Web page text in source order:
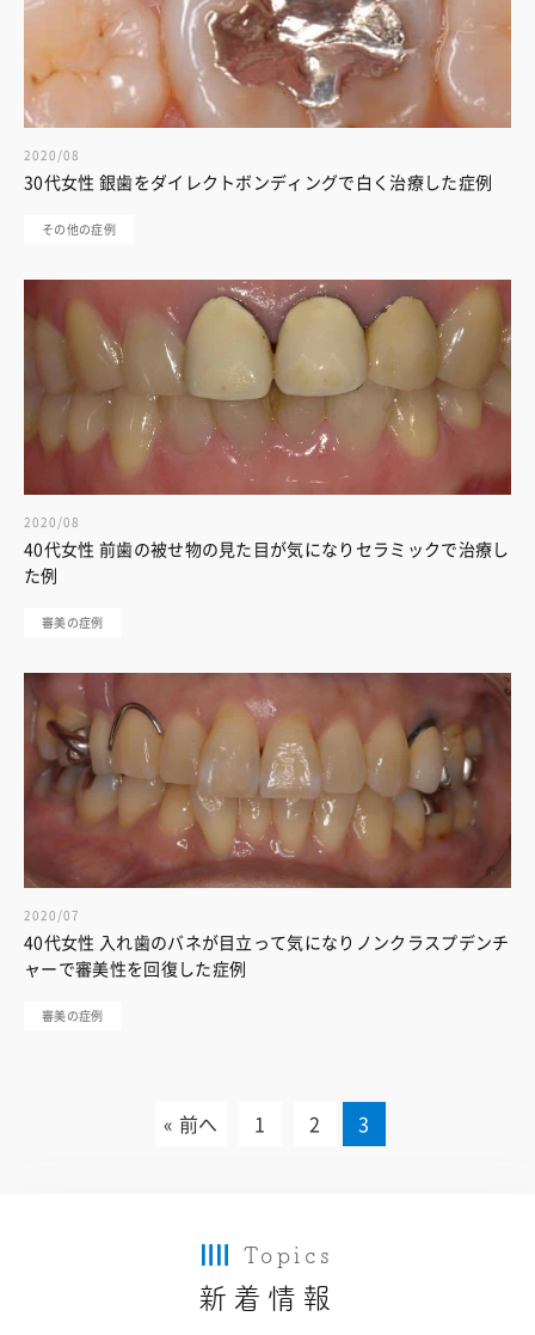
2020/08
30代女性 銀歯をダイレクトボンディングで白く治療した症例
その他の症例
2020/08
40代女性 前歯の被せ物の見た目が気になりセラミックで治療し
た例
審美の症例
2020/07
40代女性 入れ歯のバネが目立って気になりノンクラスプデンチ
ャーで審美性を回復した症例
審美の症例
« 前へ 1 2 3
Topics
新着情報